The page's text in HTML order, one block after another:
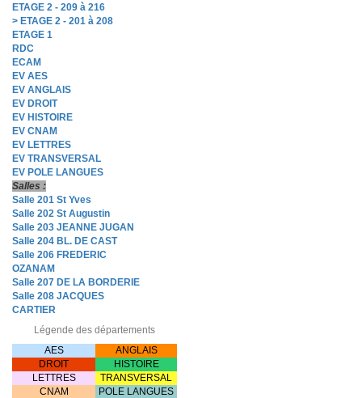
ETAGE 2 - 209 à 216
> ETAGE 2 - 201 à 208
ETAGE 1
RDC
ECAM
EV AES
EV ANGLAIS
EV DROIT
EV HISTOIRE
EV CNAM
EV LETTRES
EV TRANSVERSAL
EV POLE LANGUES
Salles :
Salle 201 St Yves
Salle 202 St Augustin
Salle 203 JEANNE JUGAN
Salle 204 BL. DE CAST
Salle 206 FREDERIC
OZANAM
Salle 207 DE LA BORDERIE
Salle 208 JACQUES
CARTIER
Légende des départements
AES
ANGLAIS
DROIT
HISTOIRE
LETTRES
TRANSVERSAL
CNAM
POLE LANGUES